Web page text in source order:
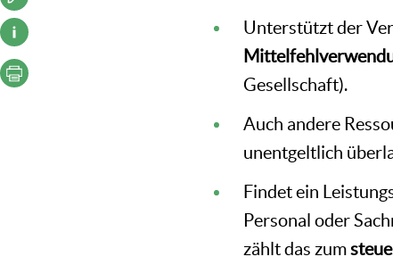
Unterstützt der
Gesellschaft).
Auch andere
unentgeltlich
Findet ein
Personal oder
zählt das zum